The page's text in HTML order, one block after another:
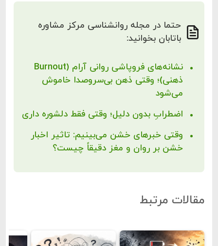
حتما در مجله روانشناسی مرکز مشاوره
باتابان بخوانید:
نشانه‌های فروپاشی روانی آرام (Burnout
ذهنی)؛ وقتی ذهن بی‌سروصدا خاموش
می‌شود
اضطرابِ بدون دلیل؛ وقتی فقط دلشوره داری
وقتی خبرهای خشن می‌بینیم: تاثیر اخبار
خشن بر روان و مغز دقیقاً چیست؟
مقالات مرتبط